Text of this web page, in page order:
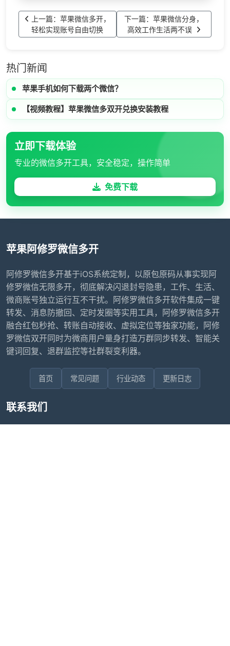
上一篇：苹果微信多开，
轻松实现账号自由切换
下一篇：苹果微信分身，
高效工作生活两不误
热门新闻
苹果手机如何下载两个微信？
【视频教程】苹果微信多双开兑换安装教程
立即下载体验
专业的微信多开工具，安全稳定，操作简单
免费下载
苹果阿修罗微信多开
阿修罗微信多开基于iOS系统定制，以原包原码从事实现阿
修罗微信无限多开，彻底解决闪退封号隐患，工作、生活、
微商账号独立运行互不干扰。阿修罗微信多开软件集成一键
转发、消息防撤回、定时发圈等实用工具，阿修罗微信多开
融合红包秒抢、转账自动接收、虚拟定位等独家功能，阿修
罗微信双开同时为微商用户量身打造万群同步转发、智能关
键词回复、退群监控等社群裂变利器。
首页 常见问题 行业动态 更新日志
联系我们